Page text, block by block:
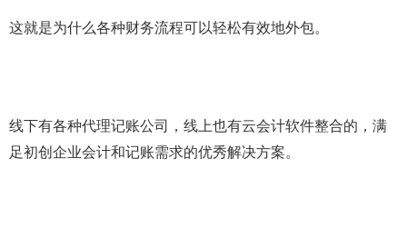
这就是为什么各种财务流程可以轻松有效地外包。
线下有各种代理记账公司，线上也有云会计软件整合的，满
足初创企业会计和记账需求的优秀解决方案。